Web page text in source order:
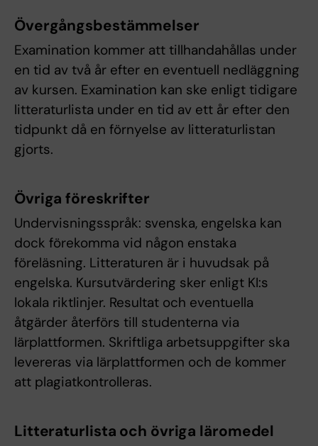
Övergångsbestämmelser
Examination kommer att tillhandahållas under
en tid av två år efter en eventuell nedläggning
av kursen. Examination kan ske enligt tidigare
litteraturlista under en tid av ett år efter den
tidpunkt då en förnyelse av litteraturlistan
gjorts.
Övriga föreskrifter
Undervisningsspråk: svenska, engelska kan
dock förekomma vid någon enstaka
föreläsning. Litteraturen är i huvudsak på
engelska. Kursutvärdering sker enligt KI:s
lokala riktlinjer. Resultat och eventuella
åtgärder återförs till studenterna via
lärplattformen. Skriftliga arbetsuppgifter ska
levereras via lärplattformen och de kommer
att plagiatkontrolleras.
Litteraturlista och övriga läromedel